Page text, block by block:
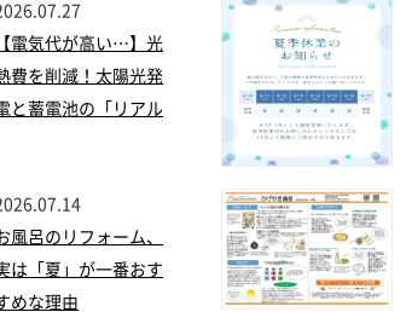
【電気代が高い…】光
費を削減！太陽光発
と蓄電池の「リアル
風呂のリフォーム、
は「夏」が一番おす
めな理由